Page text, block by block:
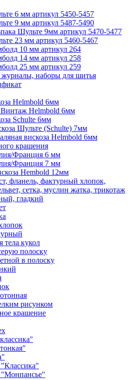
6 мм артикул 5450-5457
9 мм артикул 5487-5490
Шульте 9мм артикул 5470-5477
23 мм артикул 5460-5467
10 мм артикул 264
14 мм артикул 258
25 мм артикул 259
наборы для шитья
Helmbold 6мм
Винтаж Helmbold 6мм
Schulte 6мм
Шульте (Schulte) 7мм
вискоза Helmbold 6мм
крашения
Франция 6 мм
Франция 7 мм
Hembold 12мм
фланель, фактурный хлопок,
сетка, муслин жатка, трикотаж
гладкий
тела кукол
полоску
в полоску
рисунком
крашение